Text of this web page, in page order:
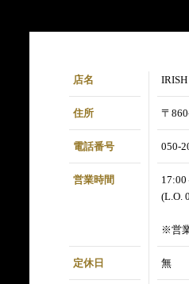
店名
住所 〒
電話番号 050-
営業時間
(L.O.
※営
定休日 無